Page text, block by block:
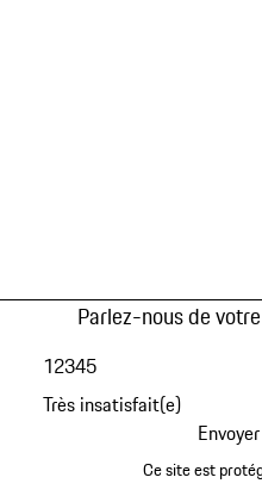
Parlez-nous de
Très insatisfait(e)
12345
Ce site est